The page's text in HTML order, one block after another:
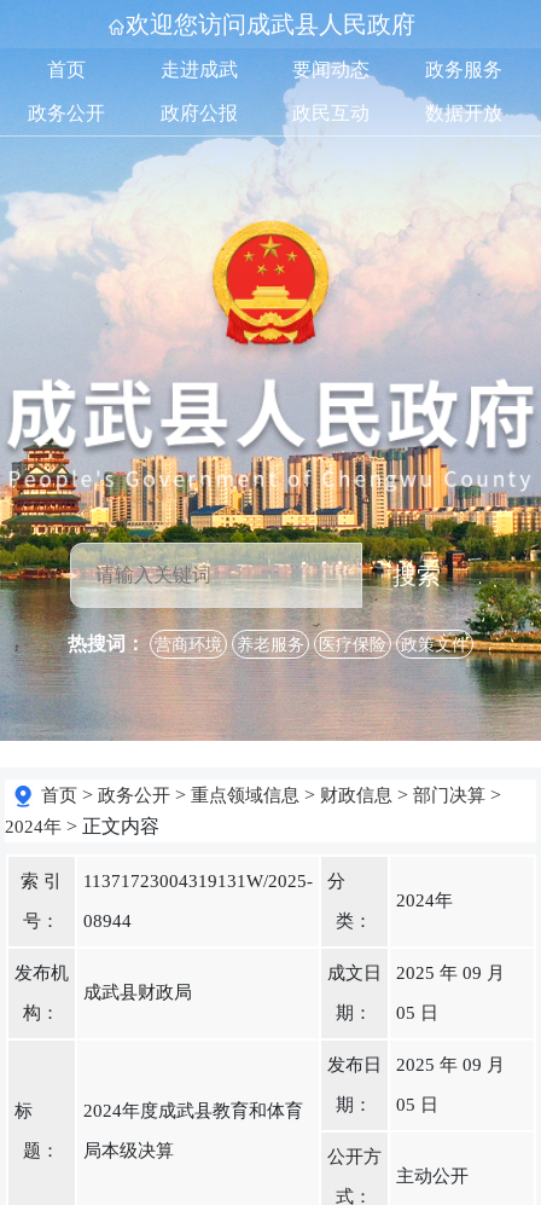
欢迎您访问成武县人民政府
首页 走进成武 要闻动态 政务服务
政务公开 政府公报 政民互动 数据开放
搜索
热搜词： 营商环境 养老服务 医疗保险 政策文件
首页 >政务公开 >重点领域信息 > 财政信息 >部门决算 >
2024年 > 正文内容
索 引
号：
11371723004319131W/2025-
08944
分
类：
2024年
发布机
构：
成武县财政局
成文日
期：
2025 年 09 月
05 日
标
题：
2024年度成武县教育和体育
局本级决算
发布日
期：
2025 年 09 月
05 日
公开方
式：
主动公开